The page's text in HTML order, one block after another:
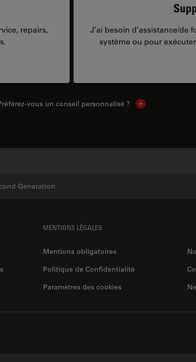
repairs,
J’ai besoin d’assistance/
système ou pour
vous un conseil personnalisé ? Show local
Generation
MENTIONS LÉGALES
Mentions obligatoires
Politique de Confidentialité
Paramètres des cookies